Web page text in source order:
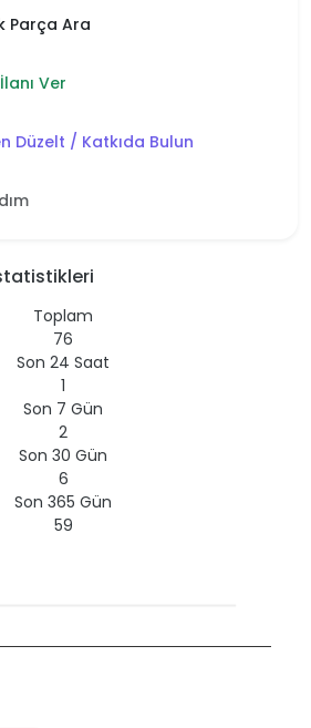
Parça Ara
Ver
Düzelt / Katkıda Bulun
Toplam
76
Son 24 Saat
1
Son 7 Gün
2
Son 30 Gün
6
Son 365 Gün
59